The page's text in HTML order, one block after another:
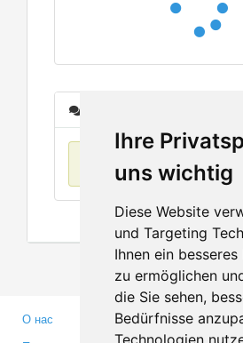
Ihre
uns wichtig
Diese Website
und Targeting
Ihnen ein
zu ermöglichen
die Sie sehen,
Bedürfnisse
Technologien
О нас